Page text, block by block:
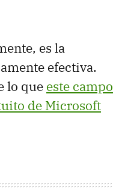
es la
efectiva.
lo que este campo
de Microsoft